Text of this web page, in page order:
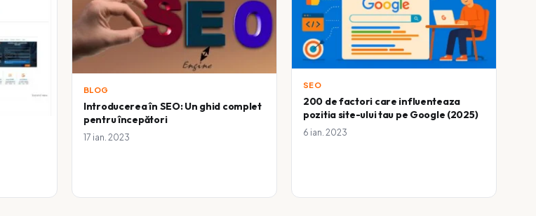
BLOG
Introducerea în SEO: Un ghid complet
pentru începători
17 ian. 2023
SEO
200 de factori care influenteaza
pozitia site-ului tau pe Google (2025)
6 ian. 2023